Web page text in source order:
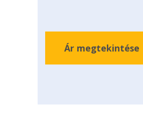
Ár megtekintése